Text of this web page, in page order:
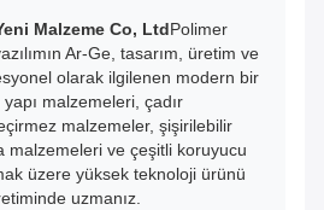
Malzeme Co, LtdPolimer
Ar-Ge, tasarım, üretim ve
olarak ilgilenen modern bir
malzemeleri, çadır
malzemeler, şişirilebilir
malzemeleri ve çeşitli koruyucu
üzere yüksek teknoloji ürünü
uzmanız.